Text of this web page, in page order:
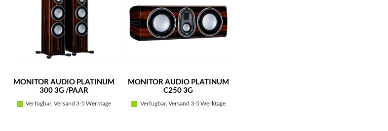
MONITOR AUDIO PLATINUM
300 3G /PAAR
Verfügbar, Versand 3-5 Werktage
MONITOR AUDIO PLATINUM
C250 3G
Verfügbar, Versand 3-5 Werktage